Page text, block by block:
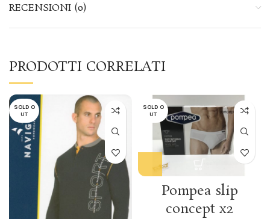
RECENSIONI (0)
PRODOTTI CORRELATI
SOLD O
UT
SOLD O
UT
Pompea slip
concept x2